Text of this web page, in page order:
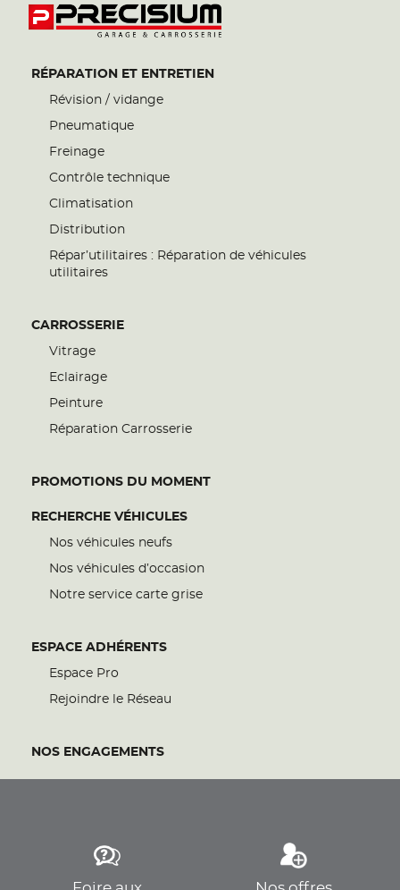
RÉPARATION ET ENTRETIEN
Révision / vidange
Pneumatique
Freinage
Contrôle technique
Climatisation
Distribution
Répar’utilitaires : Réparation de véhicules
utilitaires
CARROSSERIE
Vitrage
Eclairage
Peinture
Réparation Carrosserie
PROMOTIONS DU MOMENT
RECHERCHE VÉHICULES
Nos véhicules neufs
Nos véhicules d’occasion
Notre service carte grise
ESPACE ADHÉRENTS
Espace Pro
Rejoindre le Réseau
NOS ENGAGEMENTS